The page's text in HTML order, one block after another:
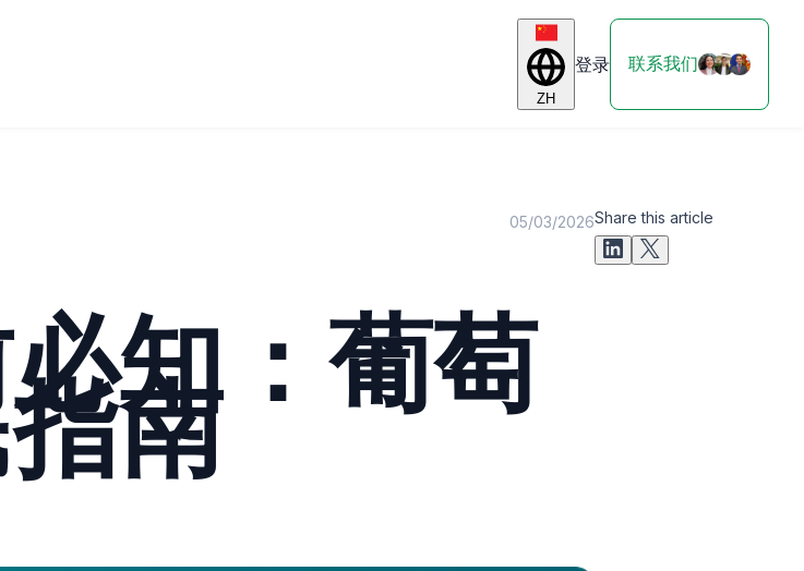
ZH
登录 联系我们
05/03/2026
知：葡萄
南
Share this article